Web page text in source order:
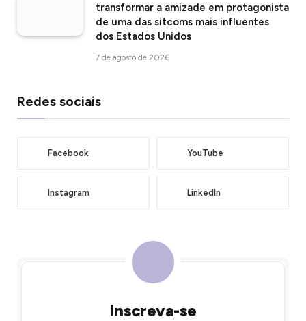
transformar a amizade em protagonista
de uma das sitcoms mais influentes
dos Estados Unidos
7 de agosto de 2026
Redes sociais
Facebook YouTube
Instagram LinkedIn
Inscreva-se